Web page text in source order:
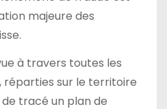
majeure des
à travers toutes les
sur le territoire
tracé un plan de